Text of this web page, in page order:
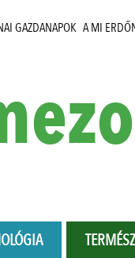
GAZDANAPOK A MI